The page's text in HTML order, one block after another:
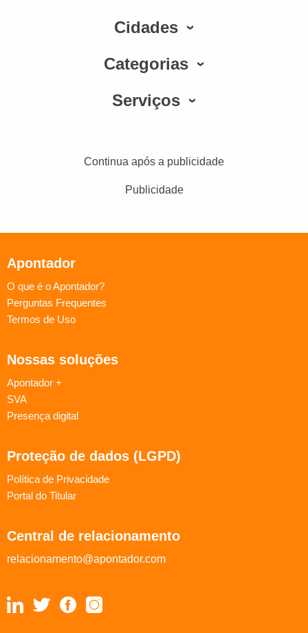
Cidades
Categorias
Serviços
Continua após a publicidade
Publicidade
Apontador
O que é o Apontador?
Perguntas Frequentes
Termos de Uso
Nossas soluções
Apontador +
SVA
Presença digital
Proteção de dados (LGPD)
Política de Privacidade
Portal do Titular
Central de relacionamento
relacionamento@apontador.com